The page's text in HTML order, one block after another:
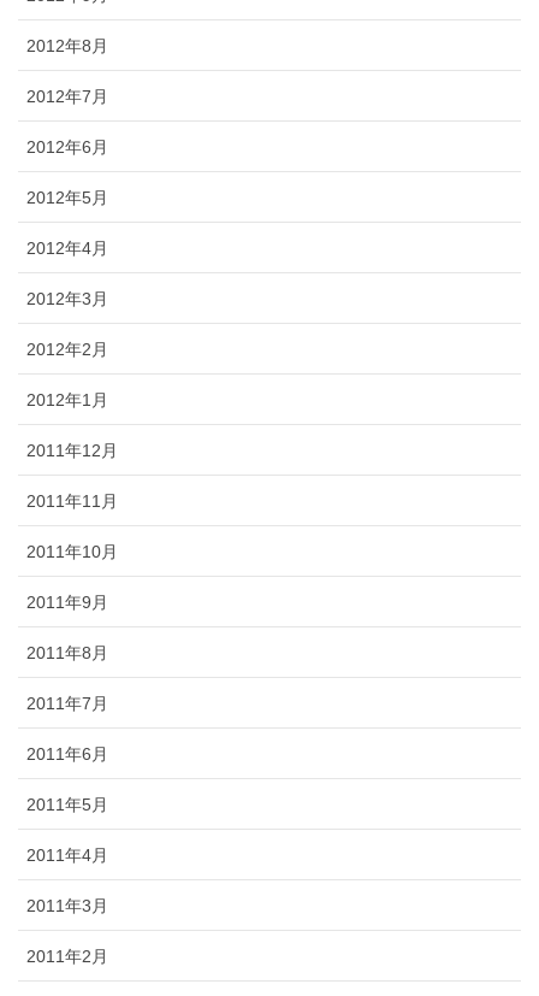
2012年8月
2012年7月
2012年6月
2012年5月
2012年4月
2012年3月
2012年2月
2012年1月
2011年12月
2011年11月
2011年10月
2011年9月
2011年8月
2011年7月
2011年6月
2011年5月
2011年4月
2011年3月
2011年2月